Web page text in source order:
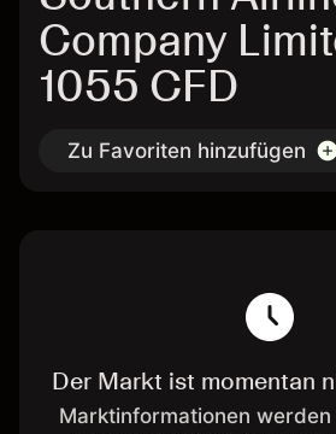
Company
1055 CFD
Zu Favoriten hinzufügen
Der Markt ist momentan
Marktinformationen